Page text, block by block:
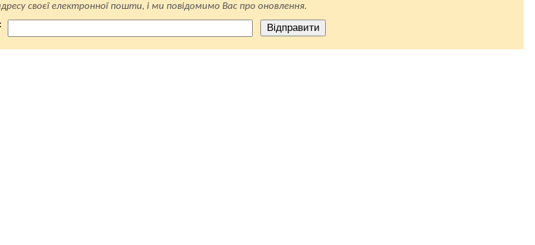
своєї електронної пошти, і ми повідомимо Вас про оновлення.
Відправити